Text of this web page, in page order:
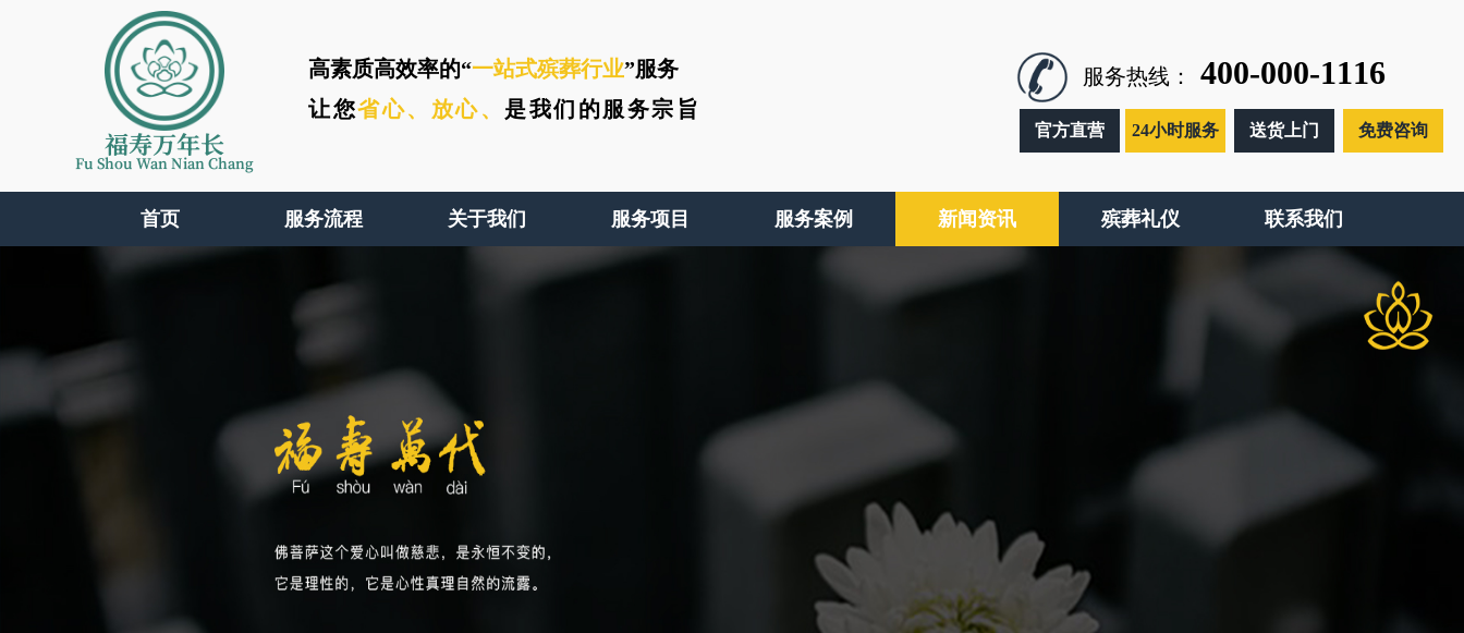
福寿万年长
Fu Shou Wan Nian Chang
高素质高效率的“一站式殡葬行业”服务
让您省心、 放心、 是我们的服务宗旨
服务热线： 400-000-1116
官方直营 24小时服务 送货上门 免费咨询
首页 服务流程 关于我们 服务项目 服务案例 新闻资讯 殡葬礼仪 联系我们